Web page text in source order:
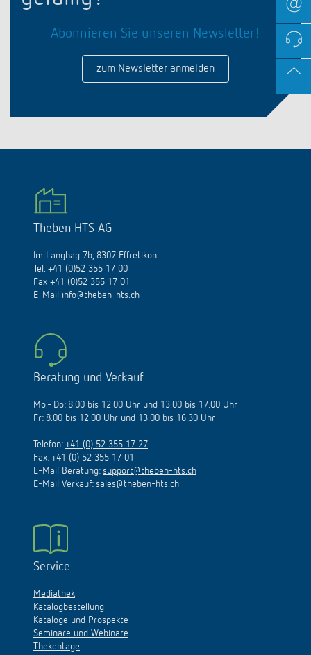
Abonnieren Sie unseren Newsletter!
zum Newsletter anmelden
Theben HTS AG
Im Langhag 7b, 8307 Effretikon
Tel. +41 (0)52 355 17 00
Fax +41 (0)52 355 17 01
E-Mail info@theben-hts.ch
Beratung und Verkauf
Mo - Do: 8.00 bis 12.00 Uhr und 13.00 bis 17.00 Uhr
Fr: 8.00 bis 12.00 Uhr und 13.00 bis 16.30 Uhr
Telefon: +41 (0) 52 355 17 27
Fax: +41 (0) 52 355 17 01
E-Mail Beratung: support@theben-hts.ch
E-Mail Verkauf: sales@theben-hts.ch
Service
Mediathek
Katalogbestellung
Kataloge und Prospekte
Seminare und Webinare
Thekentage